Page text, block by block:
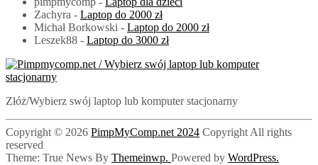
Zachyra - Laptop do 2000 zł
Michał Borkowski - Laptop do 2000 zł
Leszek88 - Laptop do 3000 zł
Złóż/Wybierz swój laptop lub komputer stacjonarny
Copyright © 2026 PimpMyComp.net 2024 Copyright All rights
reserved
Theme: True News By Themeinwp. Powered by WordPress.